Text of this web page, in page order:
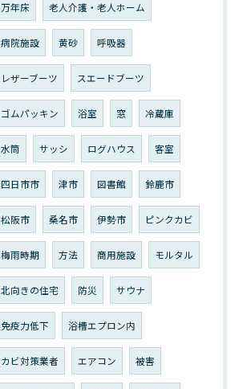
万年床 老人介護・老人ホーム
病院施設 黄砂 呼吸器
レザーブーツ スエードブーツ
ゴムパッキン 浴室 窓 冷蔵庫
水筒 サッシ ログハウス 客室
四日市市 津市 図書館 鈴鹿市
松阪市 桑名市 伊勢市 ピンクカビ
梅雨時期 方法 商用施設 モルタル
北向きの住宅 防災 サウナ
免疫力低下 浴槽エプロン内
カビ対策業者 エアコン 被害